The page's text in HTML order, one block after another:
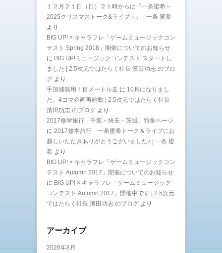
１２月２１日（日）２１時からは『一条蜜希～
2025クリスマストーク&ライブ～』 | 一条 蜜希
より
BIG UP! × キャラフレ「ゲームミュージックコン
テスト Spring 2018」開催についてのお知らせ
に BIG UP!ミュージックコンテスト スタートし
ました | 2.5次元ではたらく社長 濱田功志 のブロ
グ より
手加減無用！百メートル走 に 10月になりまし
た。4コマ企画再始動 | 2.5次元ではたらく社長
濱田功志 のブログ より
2017修学旅行「千葉・埼玉・茨城」特集ページ
に 2017修学旅行 一条蜜希トーク＆ライブにお
越しいただきありがとうございました♪ | 一条 蜜
希 より
BIG UP! × キャラフレ「ゲームミュージックコン
テスト Autumn 2017」開催についてのお知らせ
に BIG UP! × キャラフレ「ゲームミュージック
コンテスト Autumn 2017」開催中です | 2.5次元
ではたらく社長 濱田功志 のブログ より
アーカイブ
2026年8月